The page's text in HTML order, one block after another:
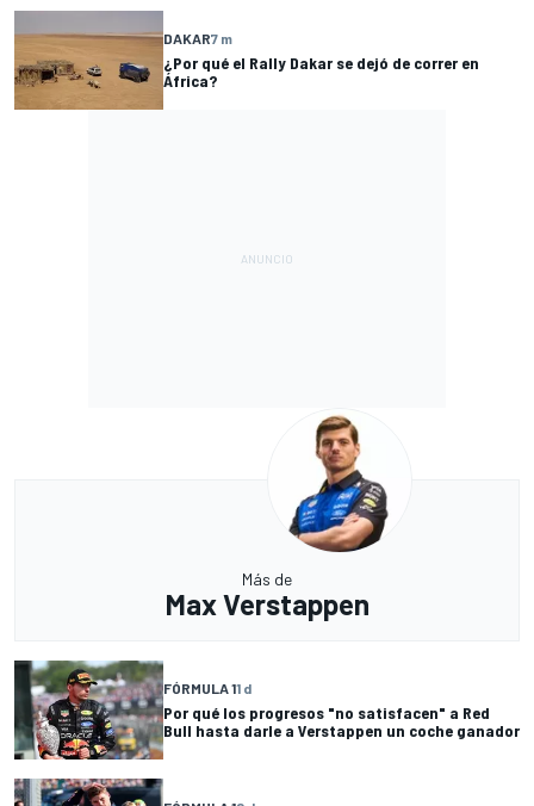
DAKAR7 m
¿Por qué el Rally Dakar se dejó de correr en
África?
Más de
Max Verstappen
FÓRMULA 11 d
Por qué los progresos "no satisfacen" a Red
Bull hasta darle a Verstappen un coche ganador